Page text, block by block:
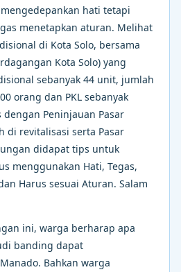
hati tetapi
menetapkan aturan. Melihat
di Kota Solo, bersama
Kota Solo) yang
sebanyak 44 unit, jumlah
orang dan PKL sebanyak
dengan Peninjauan Pasar
di revitalisasi serta Pasar
didapat tips untuk
menggunakan Hati, Tegas,
Harus sesuai Aturan. Salam
ini, warga berharap apa
banding dapat
Bahkan warga